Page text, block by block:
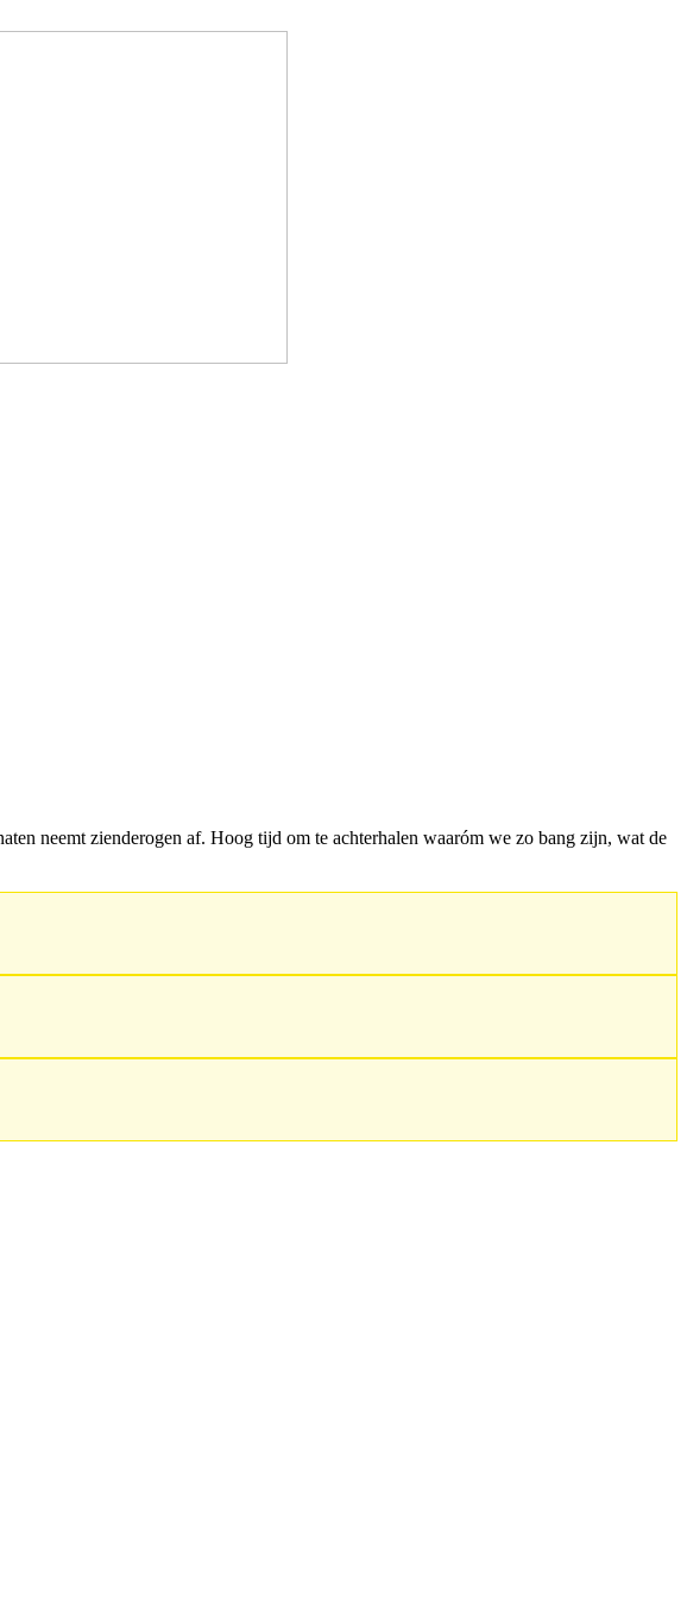
neemt zienderogen af. Hoog tijd om te achterhalen waaróm we zo bang zijn, wat de